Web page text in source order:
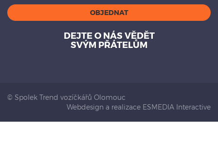
DEJTE O NÁS VĚDĚT
SVÝM PŘÁTELŮM
© Spolek Trend vozíčkářů Olomouc
Webdesign a realizace ESMEDIA Interactive